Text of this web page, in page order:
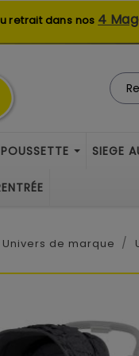
retrait dans nos 4
POUSSETTE SIEGE
Univers de marque